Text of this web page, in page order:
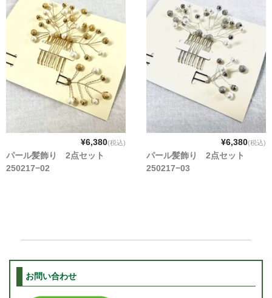
¥6,380(税込)
パール髪飾り 2点セット
250217−02
¥6,380(税込)
パール髪飾り 2点セット
250217−03
お問い合わせ